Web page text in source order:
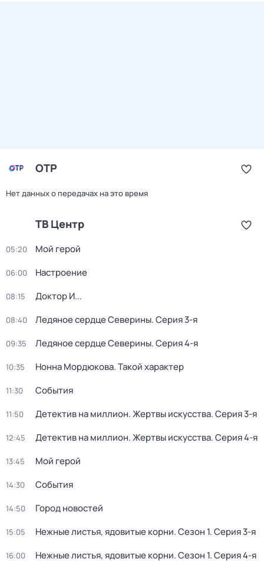
ОТР
Нет данных о передачах на это время
ТВ Центр
05:20 Мой герой
06:00 Настроение
08:15 Доктор И...
08:40 Ледяное сердце Северины. Серия 3-я
09:35 Ледяное сердце Северины. Серия 4-я
10:35 Нонна Мордюкова. Такой характер
11:30 События
11:50 Детектив на миллион. Жертвы искусства. Серия 3-я
12:45 Детектив на миллион. Жертвы искусства. Серия 4-я
13:45 Мой герой
14:30 События
14:50 Город новостей
15:05 Нежные листья, ядовитые корни. Сезон 1. Серия 3-я
16:00 Нежные листья, ядовитые корни. Сезон 1. Серия 4-я